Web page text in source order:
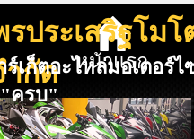
ประเสริฐโมโ
ำกัด
ร์เก็ตอะไหล่มอเตอร์ไ
"ครบ"
หน้าแรก